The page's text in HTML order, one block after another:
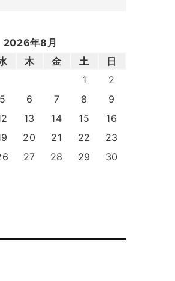
2026年8月
木 金 土
日
1
2
5 6 7 8
9
13 14 15
16
20 21 22
23
27 28 29
30